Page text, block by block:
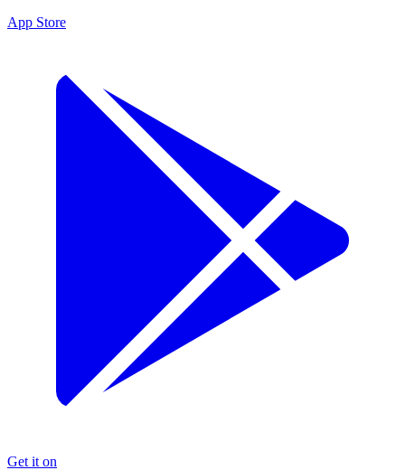
App Store
Get it on